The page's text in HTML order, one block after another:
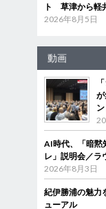
ト 草津から軽
2026年8月5日
動画
AI時代、「暗
レ」説明会／ラ
2026年8月3日
紀伊勝浦の魅
ューアル